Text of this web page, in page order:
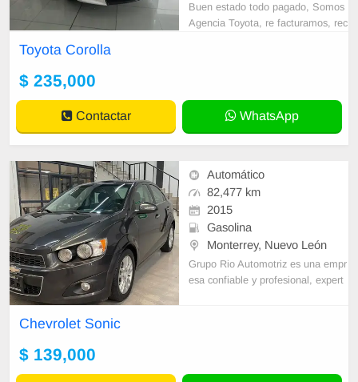
Buen estado todo pagado, Somos
Agencia Toyota, re facturamos, rec
Toyota Corolla
$ 235,000
Contactar WhatsApp
Automático
82,477 km
2015
Gasolina
Monterrey, Nuevo León
Grupo Rio Automotriz es una empr
esa confiable y profesional, expert
Chevrolet Sonic
$ 139,000